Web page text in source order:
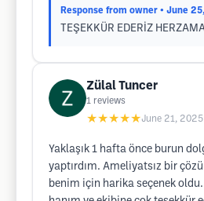
Response from owner • June
TEŞEKKÜR EDERİZ
Zülal Tuncer
1 reviews
★★★★★June 21, 2025
Yaklaşık 1 hafta önce burun
yaptırdım. Ameliyatsız bir
benim için harika seçenek